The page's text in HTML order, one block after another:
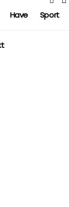
Have Sport